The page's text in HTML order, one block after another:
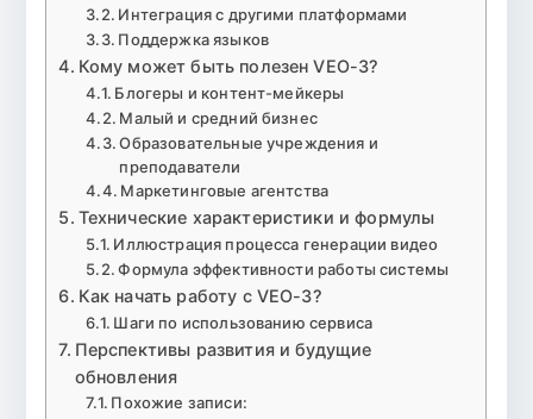
Интеграция с другими платформами
Поддержка языков
Кому может быть полезен VEO-3?
Блогеры и контент-мейкеры
Малый и средний бизнес
Образовательные учреждения и
преподаватели
Маркетинговые агентства
Технические характеристики и формулы
Иллюстрация процесса генерации видео
Формула эффективности работы системы
Как начать работу с VEO-3?
Шаги по использованию сервиса
Перспективы развития и будущие
обновления
Похожие записи: